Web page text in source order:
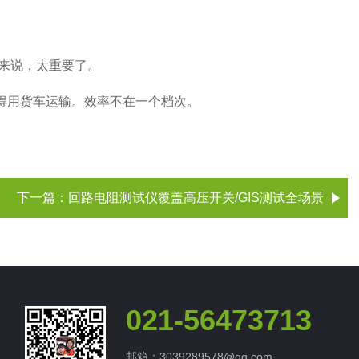
说，太重要了。
货车运输。效率不在一个档次。
下一篇： 回路电阻测试仪覆盖高压开关/GIS测试全场景
021-56473713